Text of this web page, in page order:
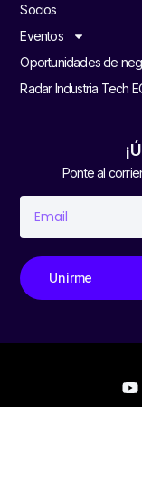
Socios
Eventos
Oportunidades de
Radar Industria Tech
Ponte al
Unirme